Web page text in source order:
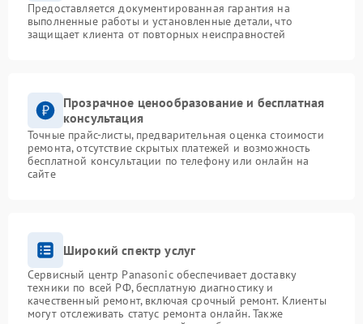
Предоставляется документированная гарантия на
выполненные работы и установленные детали, что
защищает клиента от повторных неисправностей
Прозрачное ценообразование и бесплатная
консультация
Точные прайс-листы, предварительная оценка стоимости
ремонта, отсутствие скрытых платежей и возможность
бесплатной консультации по телефону или онлайн на
сайте
Широкий спектр услуг
Сервисный центр Panasonic обеспечивает доставку
техники по всей РФ, бесплатную диагностику и
качественный ремонт, включая срочный ремонт. Клиенты
могут отслеживать статус ремонта онлайн. Также